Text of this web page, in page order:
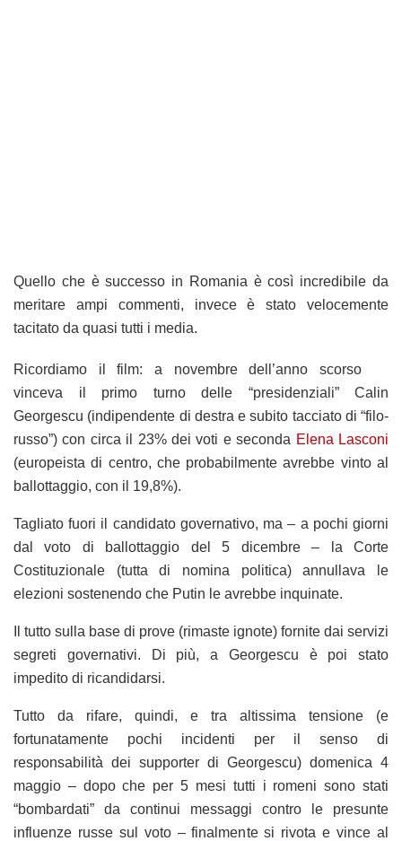
Quello che è successo in Romania è così incredibile da
meritare ampi commenti, invece è stato velocemente
tacitato da quasi tutti i media.
Ricordiamo il film: a novembre dell’anno scorso
vinceva il primo turno delle “presidenziali” Calin
Georgescu (indipendente di destra e subito tacciato di “filo-
russo”) con circa il 23% dei voti e seconda Elena Lasconi
(europeista di centro, che probabilmente avrebbe vinto al
ballottaggio, con il 19,8%).
Tagliato fuori il candidato governativo, ma – a pochi giorni
dal voto di ballottaggio del 5 dicembre – la Corte
Costituzionale (tutta di nomina politica) annullava le
elezioni sostenendo che Putin le avrebbe inquinate.
Il tutto sulla base di prove (rimaste ignote) fornite dai servizi
segreti governativi. Di più, a Georgescu è poi stato
impedito di ricandidarsi.
Tutto da rifare, quindi, e tra altissima tensione (e
fortunatamente pochi incidenti per il senso di
responsabilità dei supporter di Georgescu) domenica 4
maggio – dopo che per 5 mesi tutti i romeni sono stati
“bombardati” da continui messaggi contro le presunte
influenze russe sul voto – finalmente si rivota e vince al